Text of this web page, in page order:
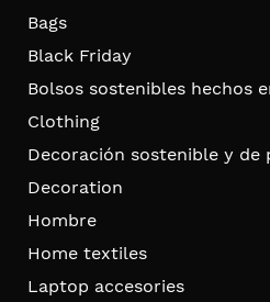
Bags
Black Friday
Bolsos sostenibles hechos
Clothing
Decoración sostenible y de
Decoration
Hombre
Home textiles
Laptop accesories